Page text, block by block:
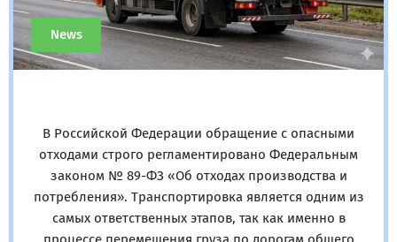
News
В Российской Федерации обращение с опасными
отходами строго регламентировано Федеральным
законом № 89-ФЗ «Об отходах производства и
потребления». Транспортировка является одним из
самых ответственных этапов, так как именно в